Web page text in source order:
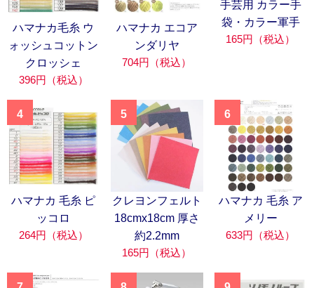
ハマナカ毛糸 ウ
ォッシュコットン
クロッシェ
396円（税込）
ハマナカ エコア
ンダリヤ
704円（税込）
手芸用 カラー手
袋・カラー軍手
165円（税込）
4
ハマナカ 毛糸 ピ
ッコロ
264円（税込）
5
クレヨンフェルト
18cmx18cm 厚さ
約2.2mm
165円（税込）
6
ハマナカ 毛糸 ア
メリー
633円（税込）